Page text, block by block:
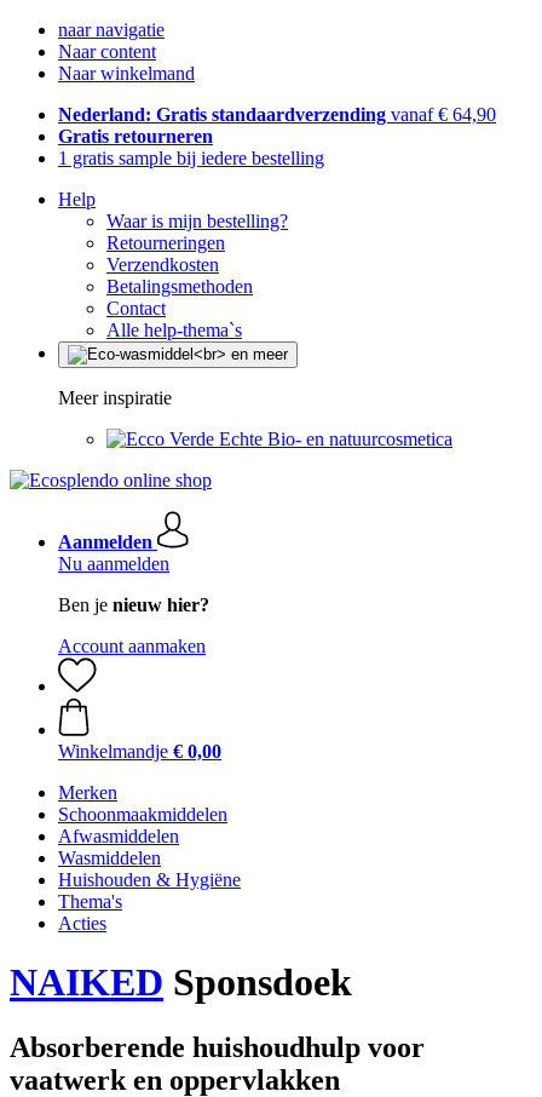
naar navigatie
Naar content
Naar winkelmand
Nederland: Gratis standaardverzending vanaf € 64,90
Gratis retourneren
1 gratis sample bij iedere bestelling
Help
Waar is mijn bestelling?
Retourneringen
Verzendkosten
Betalingsmethoden
Contact
Alle help-thema`s
Meer inspiratie
Echte Bio- en natuurcosmetica
Aanmelden
Nu aanmelden
Ben je nieuw hier?
Account aanmaken
Winkelmandje € 0,00
Merken
Schoonmaakmiddelen
Afwasmiddelen
Wasmiddelen
Huishouden & Hygiëne
Thema's
Acties
NAIKED Sponsdoek
Absorberende huishoudhulp voor
vaatwerk en oppervlakken